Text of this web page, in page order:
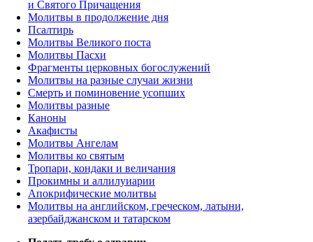
и Святого Причащения
Молитвы в продолжение дня
Псалтирь
Молитвы Великого поста
Молитвы Пасхи
Фрагменты церковных богослужений
Молитвы на разные случаи жизни
Смерть и поминовение усопших
Молитвы разные
Каноны
Акафисты
Молитвы Ангелам
Молитвы ко святым
Тропари, кондаки и величания
Прокимны и аллилуиарии
Апокрифические молитвы
Молитвы на английском, греческом, латыни,
азербайджанском и татарском